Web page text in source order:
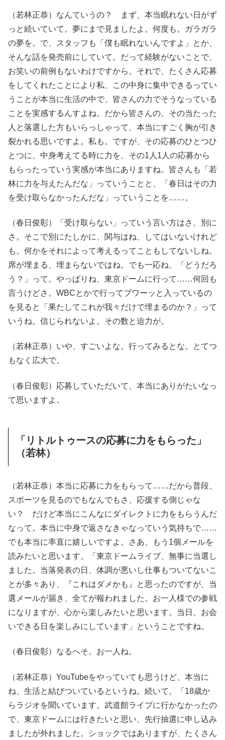
（若林正恭）なんていうの？ まず、本当眠れない日がず
っと続いていて。夢にまで見ましたよ。何度も。ガラガラ
の夢を。で、スタッフも「僕も眠れないんですよ」とか、
そんな話を発売前にしていて。だって経験がないことで、
お笑いの前例もないわけですから。それで、たくさん応募
をしてくれたことにより私、この中身に集中できるってい
うことが本当に生活の中で、皆さんの力でそうなっている
ことを実感するんすよね。だから皆さんの、その当たった
人と落選した方もいらっしゃって、本当にすごく胸が引き
裂かれる思いですよ。私も。ですが、その応募のひとつひ
とつに、中身考えてる時に力を、その1人1人の応募から
もらったっていう実感が本当にありますね。皆さんも「若
林に力を与えたんだな」っていうことと、「春日はその力
を受け取らなかったんだな」っていうことを……。
（春日俊彰）「受け取らない」っていう言い方はさ、別に
さ。そこで別にたしかに、関与はね、してはいないけれど
も。何かをそれによって考えるってこともしてないしね。
席が埋まる、埋まらないではね。でも一応ね、「どうだろ
う？」って。やっぱりね、東京ドームに行って……何回も
言うけどさ。WBCとかで行ってブワーッと入っているの
を見ると「果たしてこれが我々だけで埋まるのか？」って
いうね。信じられないよ。その数と迫力が。
（若林正恭）いや、すごいよな。行ってみるとな。とてつ
もなく広大で。
（春日俊彰）応募していただいて、本当にありがたいなっ
て思いますよ。
「リトルトゥースの応募に力をもらった」
（若林）
（若林正恭）本当に応募に力をもらって……だから普段、
スポーツを見るのでもなんでもさ、応援する側じゃな
い？ だけど本当にこんなにダイレクトに力をもらうんだ
なって。本当に中身で返さなきゃなっていう気持ちで……
でも本当に率直に嬉しいですよ。さあ、もう1個メールを
読みたいと思います。「東京ドームライブ、無事に当選し
ました。当落発表の日、体調が悪いし仕事もついてないこ
とが多々あり、『これはダメかも』と思ったのですが、当
選メールが届き、全てが報われました。お一人様での参戦
になりますが、心から楽しみたいと思います。当日、お会
いできる日を楽しみにしています」ということですね。
（春日俊彰）なるへそ。お一人ね。
（若林正恭）YouTubeをやっていても思うけど、本当に
ね、生活と結びついているというね。続いて。「18歳か
らラジオを聞いています。武道館ライブに行かなかったの
で、東京ドームには行きたいと思い、先行抽選に申し込み
ましたが外れました。ショックではありますが、たくさん